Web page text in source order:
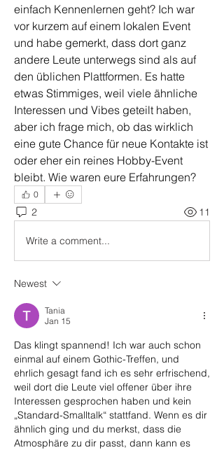
einfach Kennenlernen geht? Ich war
vor kurzem auf einem lokalen Event
und habe gemerkt, dass dort ganz
andere Leute unterwegs sind als auf
den üblichen Plattformen. Es hatte
etwas Stimmiges, weil viele ähnliche
Interessen und Vibes geteilt haben,
aber ich frage mich, ob das wirklich
eine gute Chance für neue Kontakte ist
oder eher ein reines Hobby-Event
bleibt. Wie waren eure Erfahrungen?
0
2 11
Write a comment...
Newest
Tania
Jan 15
Das klingt spannend! Ich war auch schon
einmal auf einem Gothic-Treffen, und
ehrlich gesagt fand ich es sehr erfrischend,
weil dort die Leute viel offener über ihre
Interessen gesprochen haben und kein
„Standard-Smalltalk“ stattfand. Wenn es dir
ähnlich ging und du merkst, dass die
Atmosphäre zu dir passt, dann kann es